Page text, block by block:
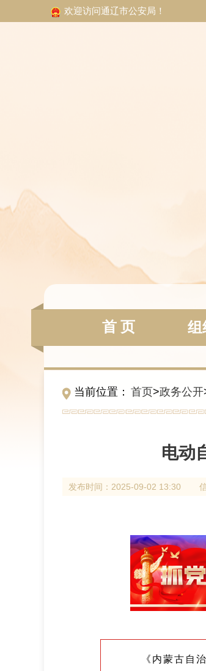
欢迎访问通辽市公安局！
首 页 组
当前位置： 首页>政务公开
电动
发布时间： 2025-09-02 13:30
《内蒙古自治区